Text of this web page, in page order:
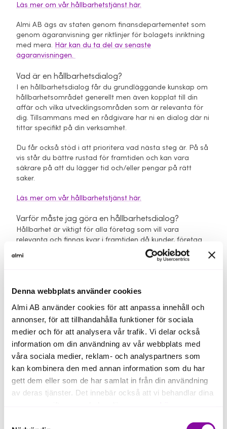
Denna webbplats använder cookies
Almi AB använder cookies för att anpassa innehåll och
annonser, för att tillhandahålla funktioner för sociala
medier och för att analysera vår trafik. Vi delar också
information om din användning av vår webbplats med
våra sociala medier, reklam- och analyspartners som
kan kombinera den med annan information som du har
gett dem eller som de har samlat in från din användning
av deras tjänster. Det innebär också att vi behandlar dina
Läs mer om vår hållbarhetstjänst här.
Almi AB ägs av staten genom finansdepartementet som
genom ägaranvisning ger riktlinjer för bolagets inriktning
med mera. Här kan du ta del av senaste
ägaranvisningen.
Vad är en hållbarhetsdialog?
I en hållbarhetsdialog får du grundläggande kunskap om
hållbarhetsområdet generellt men även kopplat till din
affär och vilka utvecklingsområden som är relevanta för
dig. Tillsammans med en rådgivare har ni en dialog där ni
tittar specifikt på din verksamhet.
Du får också stöd i att prioritera vad nästa steg är. På så
vis står du bättre rustad för framtiden och kan vara
säkrare på att du lägger tid och/eller pengar på rätt
saker.
Läs mer om vår hållbarhetstjänst här.
Varför måste jag göra en hållbarhetsdialog?
Hållbarhet är viktigt för alla företag som vill vara
relevanta och finnas kvar i framtiden då kunder, företag
och planeten ställer högre krav på företagen. Det gäller
oavsett målgrupp eller om du erbjuder produkt eller
Att det går bra för dig och ditt företag och att ni finns
att det ska gå bra för dig och Sveriges små och
medelstora företag. Därför får du alltid en
hållbarhetsdialog på köpet när du träffar oss, och på så
vis kan du rusta dig för framtiden.
Läs mer om vår hållbarhetstjänst här.
Hur lång tid tar en hållbarhetsdialog?
En hållbarhetsdialog tar mellan 1-3 timmar.